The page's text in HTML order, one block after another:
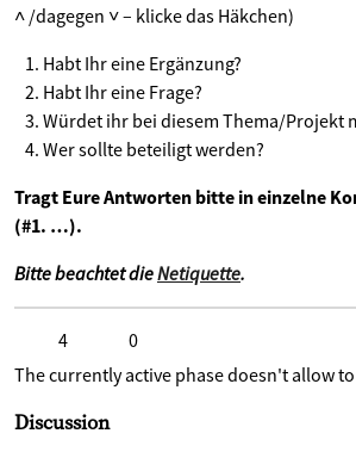
˄ /dagegen ˅ – klicke das Häkchen)
Habt Ihr eine Ergänzung?
Habt Ihr eine Frage?
Würdet ihr bei diesem Thema/Projekt
Wer sollte beteiligt werden?
Tragt Eure Antworten bitte in einzelne
(#1. …).
Bitte beachtet dieNetiquette.
4
Click to like
0
Click to dislike
The currently active phase doesn't allow
Discussion